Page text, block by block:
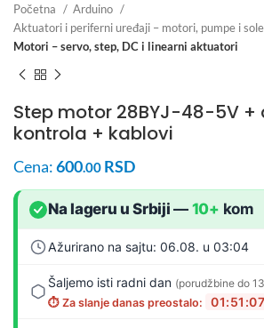
Početna
Arduino
Aktuatori i periferni uređaji – motori, pumpe i
Motori – servo, step, DC i linearni aktuatori
Step motor 28BYJ-48-5V +
kontrola + kablovi
Cena:600.00 RSD
Na lageru u Srbiji — 10+ kom
Ažurirano na sajtu: 06.08. u 03:04
Šaljemo isti radni dan (porudžbine do
⏱️ Za slanje danas preostalo:
01:51:06